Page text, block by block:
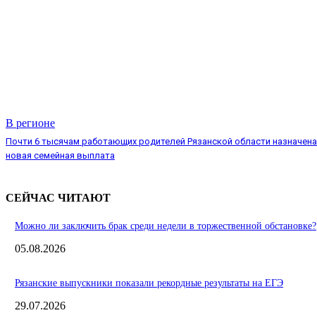
В регионе
Почти 6 тысячам работающих родителей Рязанской области назначена
новая семейная выплата
СЕЙЧАС ЧИТАЮТ
Можно ли заключить брак среди недели в торжественной обстановке?
05.08.2026
Рязанские выпускники показали рекордные результаты на ЕГЭ
29.07.2026